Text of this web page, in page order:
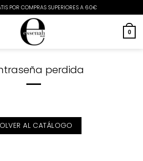
POR COMPRAS SUPERIORES A 60€
0
perdida
AL CATÁLOGO